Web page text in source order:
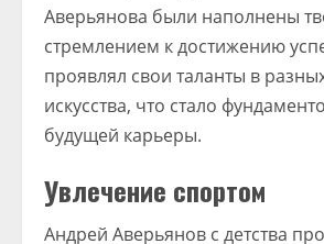
Аверьянова были наполнены
стремлением к достижению
проявлял свои таланты в
искусства, что стало
будущей карьеры.
Увлечение спортом
Андрей Аверьянов с детства